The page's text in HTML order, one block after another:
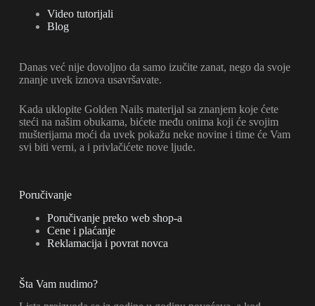
Video tutorijali
Blog
Danas već nije dovoljno da samo izučite zanat, nego da svoje
znanje uvek iznova usavršavate.
Kada uklopite Golden Nails materijal sa znanjem koje ćete
steći na našim obukama, bićete među onima koji će svojim
mušterijama moći da uvek pokažu neke novine i time će Vam
svi biti verni, a i privlačićete nove ljude.
Poručivanje
Poručivanje preko web shop-a
Cene i plaćanje
Reklamacija i povrat novca
Šta Vam nudimo?